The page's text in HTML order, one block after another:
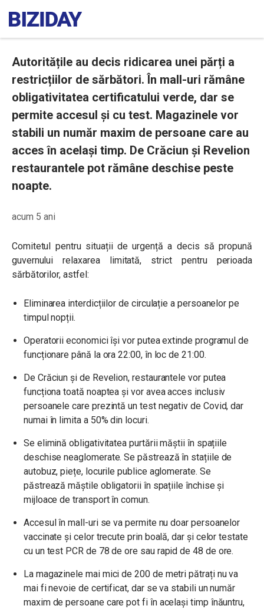
Autoritățile au decis ridicarea unei părți a
restricțiilor de sărbători. În mall-uri rămâne
obligativitatea certificatului verde, dar se
permite accesul și cu test. Magazinele vor
stabili un număr maxim de persoane care au
acces în același timp. De Crăciun și Revelion
restaurantele pot rămâne deschise peste
noapte.
acum 5 ani
Comitetul pentru situații de urgență a decis să propună
guvernului relaxarea limitată, strict pentru perioada
sărbătorilor, astfel:
Eliminarea interdicțiilor de circulație a persoanelor pe
timpul nopții.
Operatorii economici își vor putea extinde programul de
funcționare până la ora 22:00, în loc de 21:00.
De Crăciun și de Revelion, restaurantele vor putea
funcționa toată noaptea și vor avea acces inclusiv
persoanele care prezintă un test negativ de Covid, dar
numai în limita a 50% din locuri.
Se elimină obligativitatea purtării măștii în spațiile
deschise neaglomerate. Se păstrează în stațiile de
autobuz, piețe, locurile publice aglomerate. Se
păstrează măștile obligatorii în spațiile închise și
mijloace de transport în comun.
Accesul în mall-uri se va permite nu doar persoanelor
vaccinate și celor trecute prin boală, dar și celor testate
cu un test PCR de 78 de ore sau rapid de 48 de ore.
La magazinele mai mici de 200 de metri pătrați nu va
mai fi nevoie de certificat, dar se va stabili un număr
maxim de persoane care pot fi în același timp înăuntru,